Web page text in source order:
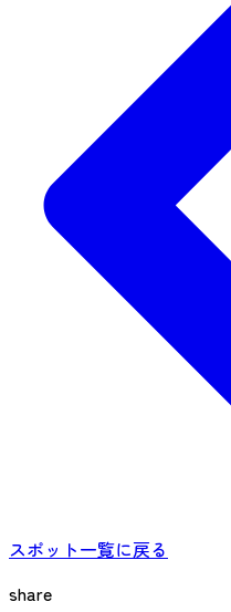
スポット一覧に戻る
share